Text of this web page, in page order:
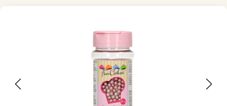
Ignorer la galerie d'images